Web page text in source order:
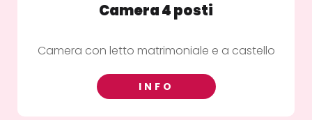
Camera 4 posti
Camera con letto matrimoniale e a castello
INFO